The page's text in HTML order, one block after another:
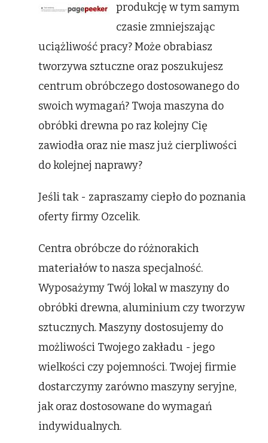
produkcję w tym samym
czasie zmniejszając
uciążliwość pracy? Może obrabiasz
tworzywa sztuczne oraz poszukujesz
centrum obróbczego dostosowanego do
swoich wymagań? Twoja maszyna do
obróbki drewna po raz kolejny Cię
zawiodła oraz nie masz już cierpliwości
do kolejnej naprawy?
Jeśli tak - zapraszamy ciepło do poznania
oferty firmy Ozcelik.
Centra obróbcze do różnorakich
materiałów to nasza specjalność.
Wyposażymy Twój lokal w maszyny do
obróbki drewna, aluminium czy tworzyw
sztucznych. Maszyny dostosujemy do
możliwości Twojego zakładu - jego
wielkości czy pojemności. Twojej firmie
dostarczymy zarówno maszyny seryjne,
jak oraz dostosowane do wymagań
indywidualnych.